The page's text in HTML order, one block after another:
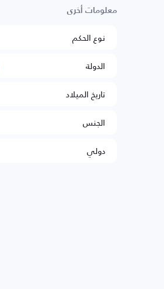
معلومات أخرى
نوع الحكم
الدولة
تاريخ الميلاد
الجنس
دولي